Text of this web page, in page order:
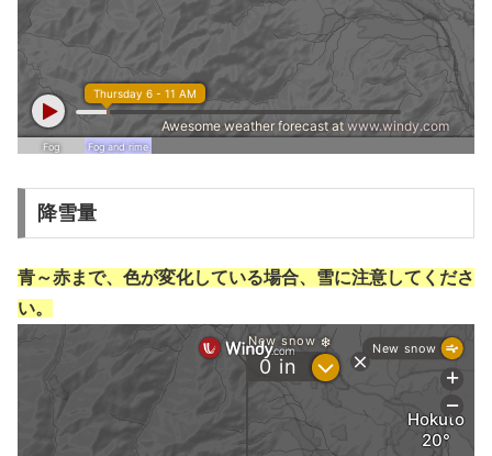
降雪量
青～赤まで、色が変化している場合、雪に注意してくださ
い。